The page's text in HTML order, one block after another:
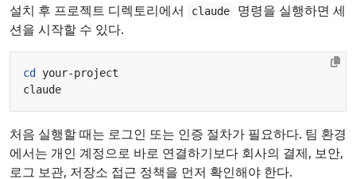
설치 후 프로젝트 디렉토리에서 claude
명령을 실행하면 세
션을 시작할 수 있다.
cd
처음 실행할 때는 로그인 또는 인증 절차가 필요하다. 팀 환경
에서는 개인 계정으로 바로 연결하기보다 회사의 결제, 보안,
로그 보관, 저장소 접근 정책을 먼저 확인해야 한다.